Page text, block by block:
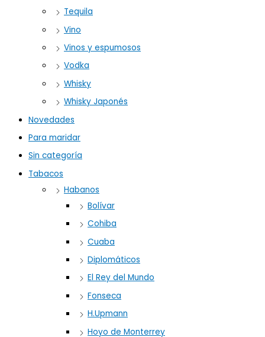
Tequila
Vino
Vinos y espumosos
Vodka
Whisky
Whisky Japonés
Novedades
Para maridar
Sin categoría
Tabacos
Habanos
Bolívar
Cohiba
Cuaba
Diplomáticos
El Rey del Mundo
Fonseca
H.Upmann
Hoyo de Monterrey